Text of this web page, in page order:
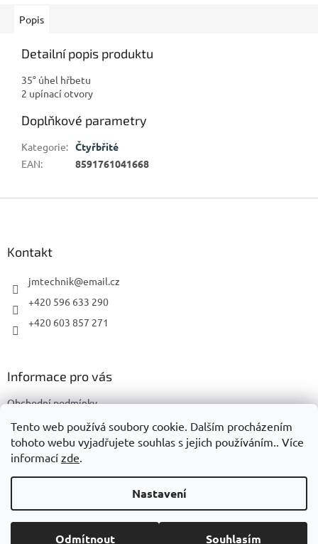
Tento web používá soubory cookie. Dalším procházením
tohoto webu vyjadřujete souhlas s jejich používáním.. Více
informací zde.
Nastavení
Odmítnout Souhlasím
Popis
Detailní popis produktu
35° úhel hřbetu
2 upínací otvory
Doplňkové parametry
Kategorie: Čtyřbřité
EAN: 8591761041668
Kontakt
jmtechnik@email.cz
+420 596 633 290
+420 603 857 271
Informace pro vás
Obchodní podmínky
Podmínky ochrany osobních údajů
Copyright 2026JMTechnik. Všechna práva vyhrazena.Upravit